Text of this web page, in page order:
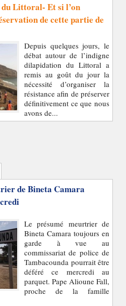
Littoral- Et si l’on
de cette partie de
Depuis quelques jours, le
débat autour de l’indigne
dilapidation du Littoral a
remis au goût du jour la
nécessité d’organiser la
résistance afin de préserver
définitivement ce que nous
avons de...
de Bineta Camara
Le présumé meurtrier de
Bineta Camara toujours en
garde à vue au
commissariat de police de
Tambacounda pourrait être
déféré ce mercredi au
parquet. Pape Alioune Fall,
proche de la famille